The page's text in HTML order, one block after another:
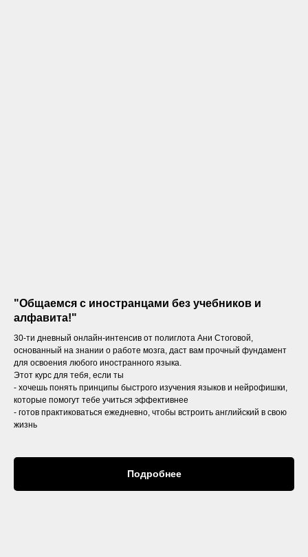
"Общаемся с иностранцами без учебников и
алфавита!"
30-ти дневный онлайн-интенсив от полиглота Ани Стоговой,
основанный на знании о работе мозга, даст вам прочный фундамент
для освоения любого иностранного языка.
Этот курс для тебя, если ты
- хочешь понять принципы быстрого изучения языков и нейрофишки,
которые помогут тебе учиться эффективнее
- готов практиковаться ежедневно, чтобы встроить английский в свою
жизнь
Подробнее